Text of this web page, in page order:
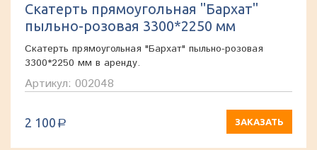
Скатерть прямоугольная "Бархат"
пыльно-розовая 3300*2250 мм
Скатерть прямоугольная "Бархат" пыльно-розовая
3300*2250 мм в аренду.
Артикул: 002048
2 100 a ЗАКАЗАТЬ